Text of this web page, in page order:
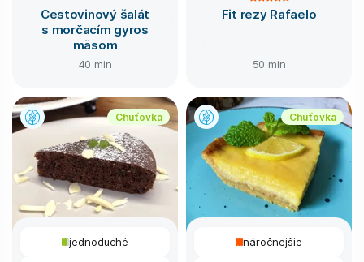
Cestovinový šalát
s morčacím gyros
mäsom
40 min
Fit rezy Rafaelo
50 min
Chuťovka
jednoduché
Chuťovka
náročnejšie